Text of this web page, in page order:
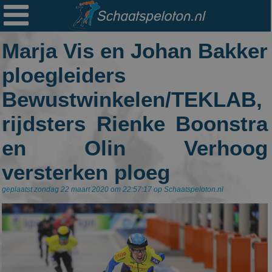

Marja Vis en Johan Bakker
ploegleiders
Bewustwinkelen/TEKLAB,
rijdsters Rienke Boonstra
en Olin Verhoog
versterken ploeg
geplaatst zondag 22 maart 2020 om 22:57:17 op Schaatspeloton.nl